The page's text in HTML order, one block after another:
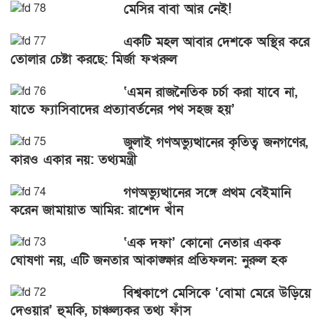
মেসির বাবা আর নেই!
একটি মহল আবার দেশকে অস্থির করে
তোলার চেষ্টা করছে: মির্জা ফখরুল
‘এমন রাজনৈতিক চর্চা করা যাবে না,
যাতে ফ্যাসিবাদের প্রত্যাবর্তনের পথ সহজ হয়’
জুলাই গণঅভ্যুত্থানের কৃতিত্ব জনগণের,
কারও একার নয়: তথ্যমন্ত্রী
গণঅভ্যুত্থানের সঙ্গে প্রথম বেইমানি
করেন জামায়াত আমির: রাশেদ খাঁন
‘এক দফা’ কোনো নেতার একক
ঘোষণা নয়, এটি জনতার আকাঙ্ক্ষার প্রতিফলন: নুরুল হক
বিশ্বকাপে মেসিকে ‘বোমা মেরে উড়িয়ে
দেওয়ার’ হুমকি, চাঞ্চল্যকর তথ্য ফাঁস